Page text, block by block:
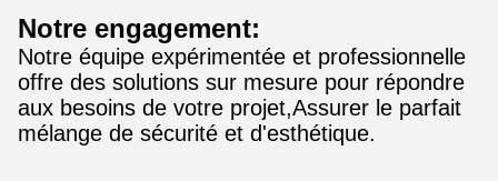
Notre engagement:
Notre équipe expérimentée et professionnelle
offre des solutions sur mesure pour répondre
aux besoins de votre projet,Assurer le parfait
mélange de sécurité et d'esthétique.